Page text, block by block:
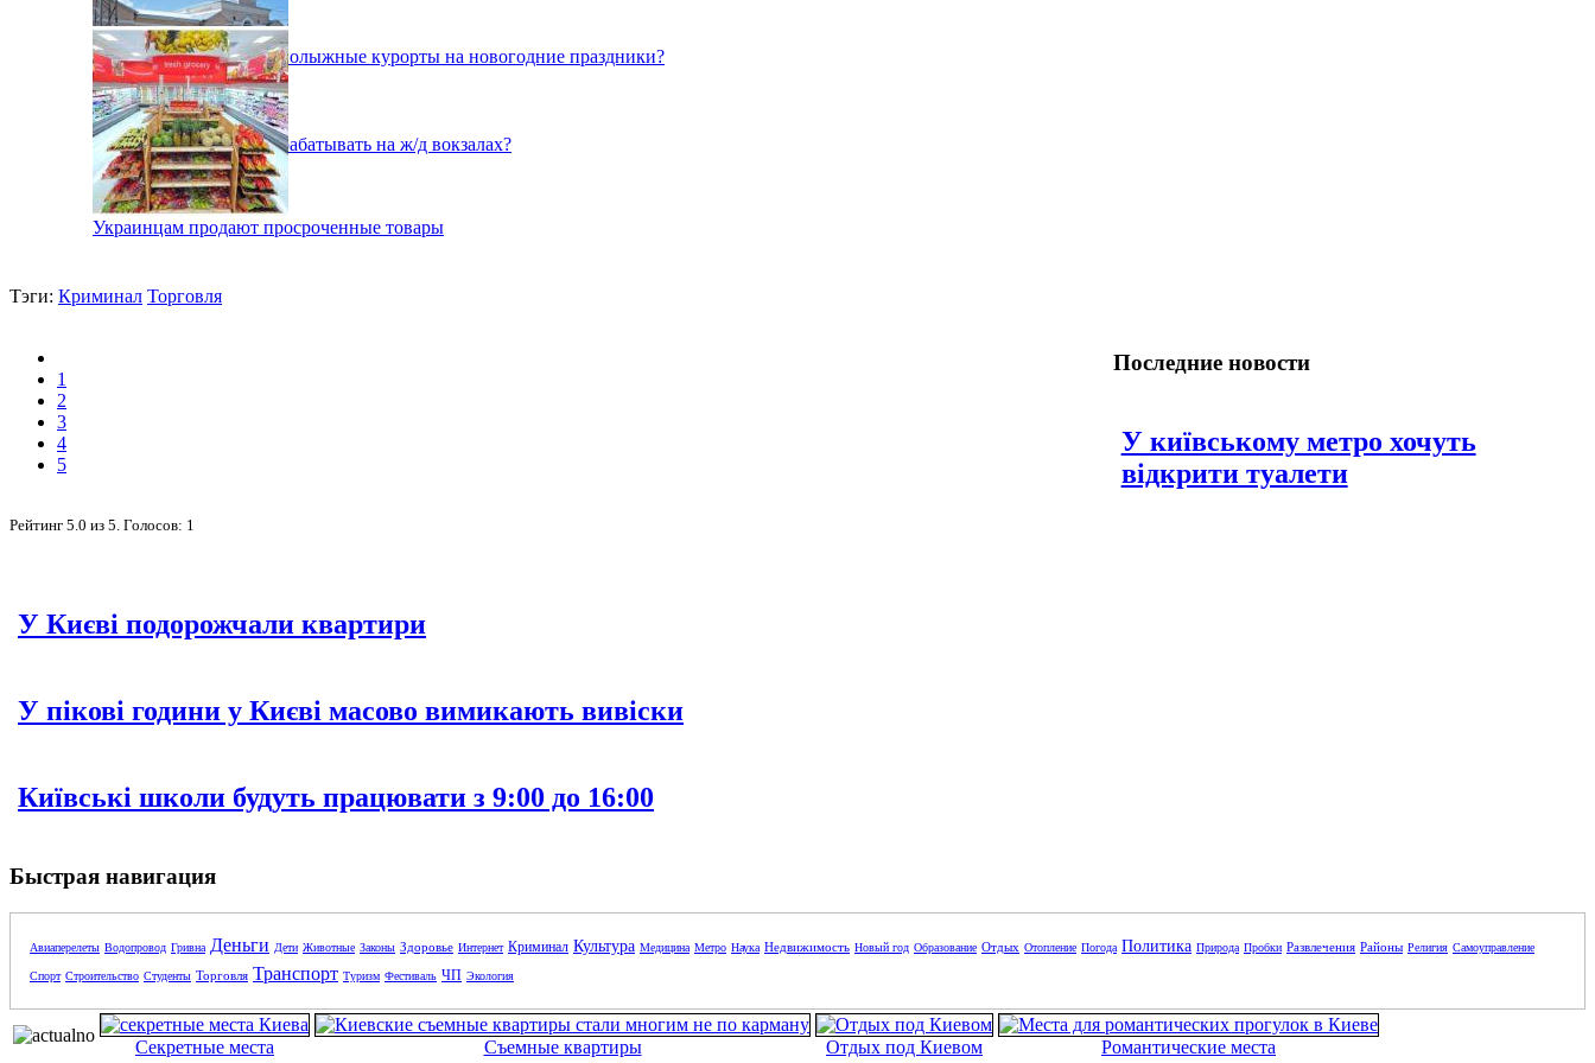
Как будут работать горнолыжные курорты на новогодние праздники?
Как в Украине будут зарабатывать на ж/д вокзалах?
Украинцам продают просроченные товары
Тэги: Криминал Торговля
1
2
3
4
5
Рейтинг 5.0 из 5 . Голосов: 1
Последние новости
У київському метро хочуть
відкрити туалети
У Києві подорожчали квартири
У пікові години у Києві масово вимикають вивіски
Київські школи будуть працювати з 9:00 до 16:00
Быстрая навигация
Авиаперелеты Водопровод Гривна Деньги Дети Животные Законы Здоровье Интернет Криминал Культура Медицина Метро Наука Недвижимость Новый год Образование Отдых Отопление Погода Политика Природа Пробки Развлечения Районы Религия Самоуправление
Спорт Строительство Студенты Торговля Транспорт Туризм Фестиваль ЧП Экология
Секретные места Съемные квартиры Отдых под Киевом Романтические места